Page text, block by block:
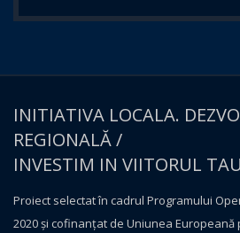
INITIATIVA LOCALA.
REGIONALĂ /
INVESTIM IN VIITORUL
Proiect selectat în cadrul Programului
2020 și cofinanțat de Uniunea Europeană